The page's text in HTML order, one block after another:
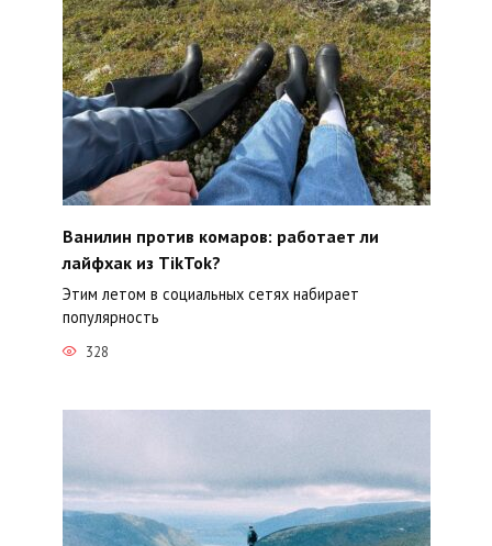
Ванилин против комаров: работает ли
лайфхак из TikTok?
Этим летом в социальных сетях набирает
популярность
328